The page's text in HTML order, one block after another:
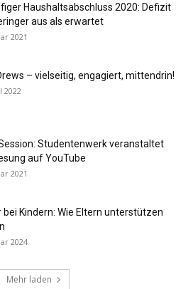
Haushaltsabschluss 2020: Defizit
aus als erwartet
2021
– vielseitig, engagiert, mittendrin!
2022
Studentenwerk veranstaltet
auf YouTube
2021
bei Kindern: Wie Eltern unterstützen
2024
Mehr laden